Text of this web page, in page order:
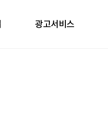
광고서비스